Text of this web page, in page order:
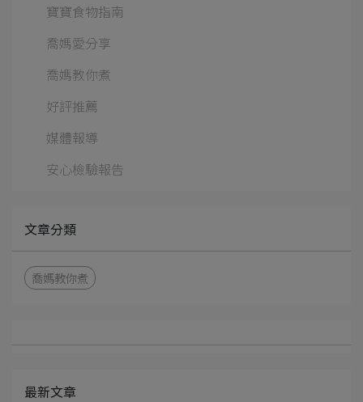
寶寶食物指南
喬媽愛分享
喬媽教你煮
好評推薦
媒體報導
安心檢驗報告
文章分類
喬媽教你煮
最新文章